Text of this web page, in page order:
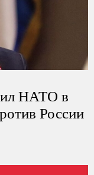
НАТО в
России